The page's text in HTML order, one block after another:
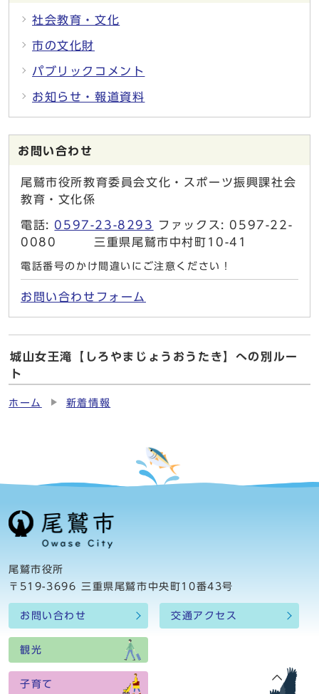
社会教育・文化
市の文化財
パブリックコメント
お知らせ・報道資料
お問い合わせ
尾鷲市役所教育委員会文化・スポーツ振興課社会
教育・文化係
電話: 0597-23-8293
ファックス: 0597-22-
0080 三重県尾鷲市中村町10-41
電話番号のかけ間違いにご注意ください！
お問い合わせフォーム
城山女王滝【しろやまじょうおうたき】への別ルー
ト
ホーム 新着情報
尾鷲市役所
〒519-3696 三重県尾鷲市中央町10番43号
お問い合わせ 交通アクセス
観光
子育て